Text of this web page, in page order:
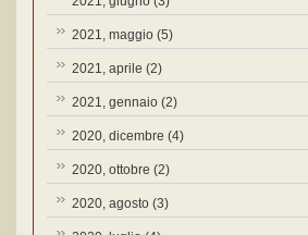
2021, maggio (5)
2021, aprile (2)
2021, gennaio (2)
2020, dicembre (4)
2020, ottobre (2)
2020, agosto (3)